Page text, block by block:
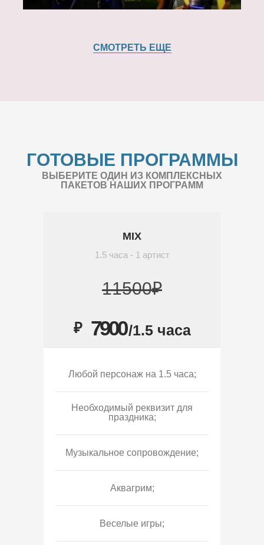
СМОТРЕТЬ ЕЩЕ
ГОТОВЫЕ ПРОГРАММЫ
ВЫБЕРИТЕ ОДИН ИЗ КОМПЛЕКСНЫХ
ПАКЕТОВ НАШИХ ПРОГРАММ
MIX
1.5 часа - 1 артист
11500₽
₽ 7900/1.5 часа
Любой персонаж на 1.5 часа;
Необходимый реквизит для
праздника;
Музыкальное сопровождение;
Аквагрим;
Веселые игры;